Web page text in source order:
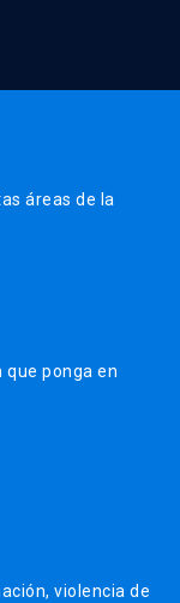
áreas de la
que ponga en
violencia de